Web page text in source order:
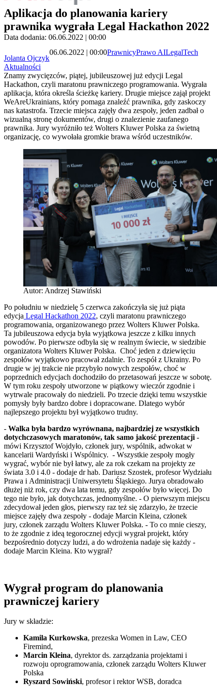
Aplikacja do planowania kariery
prawnika wygrała Legal Hackathon 2022
Data dodania: 06.06.2022 | 00:00
Jolanta Ojczyk
06.06.2022 | 00:00PrawnicyPrawo AILegalTech
Aktualności
Znamy zwycięzców, piątej, jubileuszowej już edycji Legal
Hackathon, czyli maratonu prawniczego programowania. Wygrała
aplikacja, która określa ścieżkę kariery. Drugie miejsce zajął projekt
WeAreUkrainians, który pomaga znaleźć prawnika, gdy zaskoczy
nas katastrofa. Trzecie miejsca zajęły dwa zespoły, jeden zadbał o
wizualną stronę dokumentów, drugi o znalezienie zaufanego
prawnika. Jury wyróżniło też Wolters Kluwer Polska za świetną
organizację, co wywołała gromkie brawa wśród uczestników.
Autor: Andrzej Stawiński
Po południu w niedzielę 5 czerwca zakończyła się już piąta
edycja Legal Hackathon 2022, czyli maratonu prawniczego
programowania, organizowanego przez Wolters Kluwer Polska.
Ta jubileuszowa edycja była wyjątkowa jeszcze z kilku innych
powodów. Po pierwsze odbyła się w realnym świecie, w siedzibie
organizatora Wolters Kluwer Polska. Choć jeden z dziewięciu
zespołów wyjątkowo pracował zdalnie. To zespół z Ukrainy. Po
drugie w jej trakcie nie przybyło nowych zespołów, choć w
poprzednich edycjach dochodziło do przetasowań jeszcze w sobotę.
W tym roku zespoły utworzone w piątkowy wieczór zgodnie i
wytrwale pracowały do niedzieli. Po trzecie dzięki temu wszystkie
pomysły były bardzo dobre i dopracowane. Dlatego wybór
najlepszego projektu był wyjątkowo trudny.
- Walka była bardzo wyrównana, najbardziej ze wszystkich
dotychczasowych maratonów, tak samo jakość prezentacji -
mówi Krzysztof Wojdyło, członek jury, wspólnik, adwokat w
kancelarii Wardyński i Wspólnicy. - Wszystkie zespoły mogły
wygrać, wybór nie był łatwy, ale za rok czekam na projekty ze
świata 3.0 i 4.0 - dodaje dr hab. Dariusz Szostek, profesor Wydziału
Prawa i Administracji Uniwersytetu Śląskiego. Jurya obradowało
dłużej niż rok, czy dwa lata temu, gdy zespołów było więcej. Do
tego nie było, jak dotychczas, jednomyślne. - O pierwszym miejscu
zdecydował jeden głos, pierwszy raz też się zdarzyło, że trzecie
miejsce zajęły dwa zespoły - dodaje Marcin Kleina, członek
jury, członek zarządu Wolters Kluwer Polska. - To co mnie cieszy,
to że zgodnie z ideą tegorocznej edycji wygrał projekt, który
bezpośrednio dotyczy ludzi, a do wdrożenia nadaje się każdy -
dodaje Marcin Kleina. Kto wygrał?
Wygrał program do planowania
prawniczej kariery
Jury w składzie:
Kamila Kurkowska, prezeska Women in Law, CEO
Firemind,
Marcin Kleina, dyrektor ds. zarządzania projektami i
rozwoju oprogramowania, członek zarządu Wolters Kluwer
Polska
Ryszard Sowiński, profesor i rektor WSB, doradca